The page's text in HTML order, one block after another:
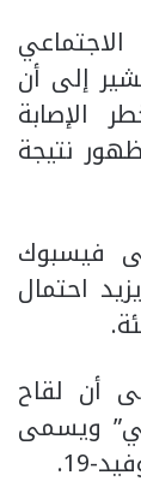
إلى أن
الإصابة
نتيجة
فيسبوك
احتمال
أن لقاح
ويسمى